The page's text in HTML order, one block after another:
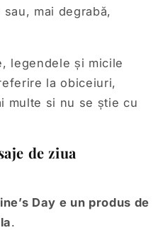
mai degrabă,
legendele și micile
la obiceiuri,
multe si nu se știe cu
de ziua
Day e un produs de
.